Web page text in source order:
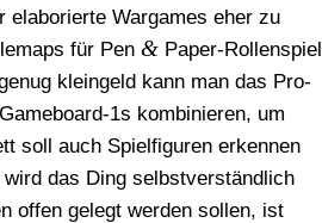
ela­bo­rier­te War­games eher zu
für Pen & Paper-Rol­len­spiel
klein­geld kann man das Pro­
1s kom­bi­nie­ren, um
soll auch Spiel­fi­gu­ren erken­nen
das Ding selbst­ver­ständ­lich
offen gelegt wer­den sol­len, ist